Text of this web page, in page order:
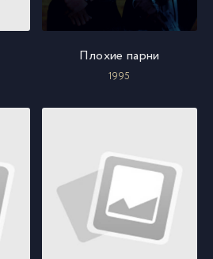
Плохие парни
1995